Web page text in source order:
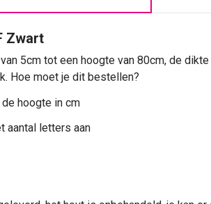
Zwart
5cm tot een hoogte van 80cm, de
Hoe moet je dit bestellen?
hoogte in cm
aantal letters aan